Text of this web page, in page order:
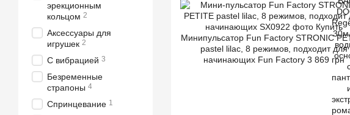
эрекционным
кольцом 2
Аксессуары для
игрушек 2
С вибрацией 3
Безременные
страпоны 4
Спринцевание 1